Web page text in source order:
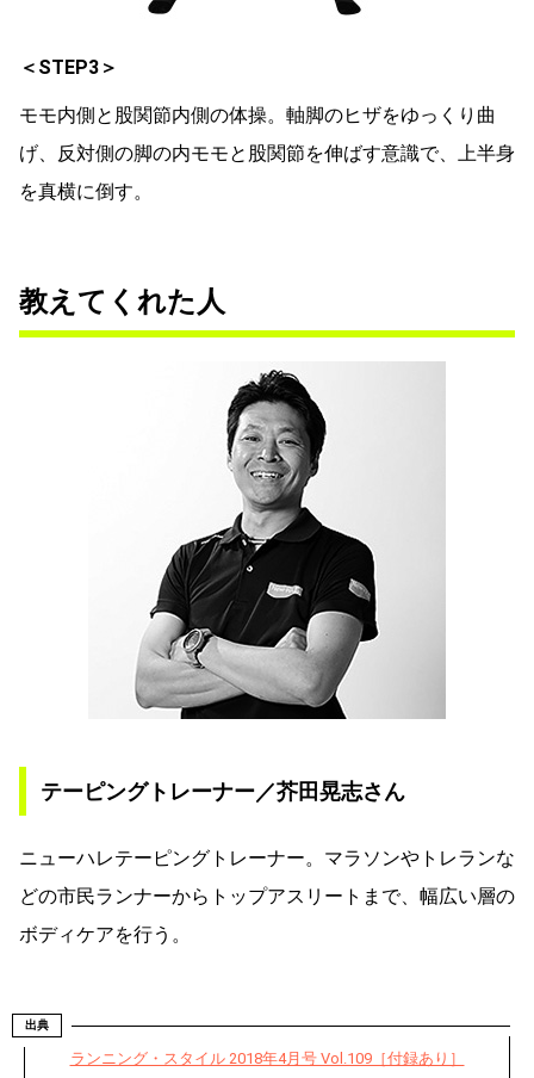
＜STEP3＞
モモ内側と股関節内側の体操。軸脚のヒザをゆっくり曲
げ、反対側の脚の内モモと股関節を伸ばす意識で、上半身
を真横に倒す。
教えてくれた人
テーピングトレーナー／芥田晃志さん
ニューハレテーピングトレーナー。マラソンやトレランな
どの市民ランナーからトップアスリートまで、幅広い層の
ボディケアを行う。
出典
ランニング・スタイル 2018年4月号 Vol.109［付録あり］